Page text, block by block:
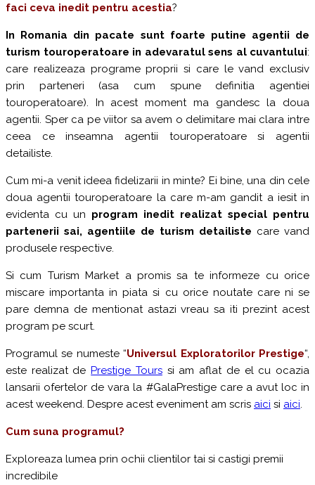
faci ceva inedit pentru acestia?
In Romania din pacate sunt foarte putine agentii de
turism touroperatoare in adevaratul sens al cuvantului:
care realizeaza programe proprii si care le vand exclusiv
prin parteneri (asa cum spune definitia agentiei
touroperatoare). In acest moment ma gandesc la doua
agentii. Sper ca pe viitor sa avem o delimitare mai clara intre
ceea ce inseamna agentii touroperatoare si agentii
detailiste.
Cum mi-a venit ideea fidelizarii in minte? Ei bine, una din cele
doua agentii touroperatoare la care m-am gandit a iesit in
evidenta cu un program inedit realizat special pentru
partenerii sai, agentiile de turism detailiste care vand
produsele respective.
Si cum Turism Market a promis sa te informeze cu orice
miscare importanta in piata si cu orice noutate care ni se
pare demna de mentionat astazi vreau sa iti prezint acest
program pe scurt.
Programul se numeste “Universul Exploratorilor Prestige“,
este realizat dePrestige Tourssi am aflat de el cu ocazia
lansarii ofertelor de vara la #GalaPrestige care a avut loc in
acest weekend. Despre acest eveniment am scris aici si aici.
Cum suna programul?
Exploreaza lumea prin ochii clientilor tai si castigi premii
incredibile